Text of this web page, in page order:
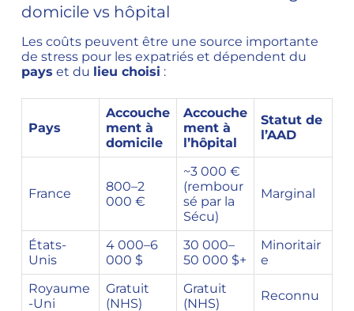
domicile vs hôpital
Les coûts peuvent être une source importante
de stress pour les expatriés et dépendent du
pays et du lieu choisi :
Pays
Accouche
ment à
domicile
Accouche
ment à
l’hôpital
Statut de
l’AAD
France
800–2
000 €
~3 000 €
(rembour
sé par la
Sécu)
Marginal
États-
Unis
4 000–6
000 $
30 000–
50 000 $+
Minoritair
e
Royaume
-Uni
Gratuit
(NHS)
Gratuit
(NHS)
Reconnu